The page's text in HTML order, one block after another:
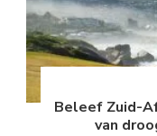
Beleef Zuid-
van